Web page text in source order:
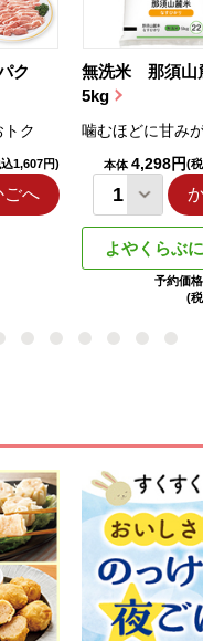
ク
ク
1,607円)
ごへ
無洗米 那須山
5kg
噛むほどに甘み
本体 4,298円(
よやくらぶ
予約価格
(